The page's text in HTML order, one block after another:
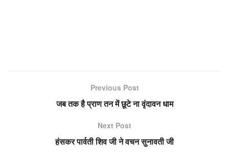
Previous Post
जब तक है प्राण तन में छूटे ना वृंदावन धाम
Next Post
हंसकर पार्वती शिव जी ने वचन सुनावती जी